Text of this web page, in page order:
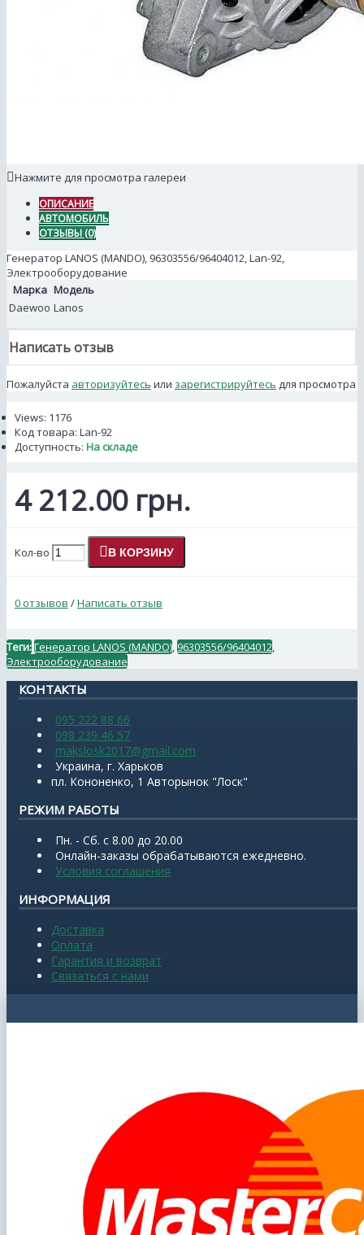
Нажмите для просмотра галереи
ОПИСАНИЕ
АВТОМОБИЛЬ
ОТЗЫВЫ (0)
Генератор LANOS (MANDO), 96303556/96404012, Lan-92,
Электрооборудование
Марка Модель
Daewoo Lanos
Написать отзыв
Пожалуйста авторизуйтесь или зарегистрируйтесь для просмотра
Views: 1176
Код товара: Lan-92
Доступность: На складе
4 212.00 грн.
Кол-во В КОРЗИНУ
0 отзывов /Написать отзыв
Теги:Генератор LANOS (MANDO) 96303556/96404012
Электрооборудование
КОНТАКТЫ
095 222 88 66
098 239 46 57
makslosk2017@gmail.com
Украина, г. Харьков
пл. Кононенко, 1 Авторынок "Лоск"
РЕЖИМ РАБОТЫ
Пн. - Сб. с 8.00 до 20.00
Онлайн-заказы обрабатываются ежедневно.
Условия соглашения
ИНФОРМАЦИЯ
Доставка
Оплата
Гарантия и возврат
Связаться с нами